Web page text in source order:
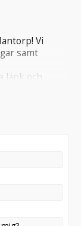
Vi
samt
länk och